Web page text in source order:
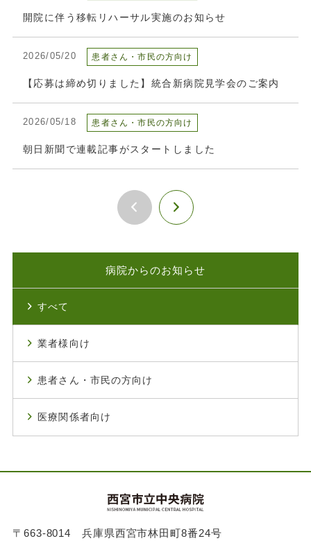
開院に伴う移転リハーサル実施のお知らせ
2026/05/20 患者さん・市民の方向け
【応募は締め切りました】統合新病院見学会のご案内
2026/05/18 患者さん・市民の方向け
朝日新聞で連載記事がスタートしました
病院からのお知らせ
すべて
業者様向け
患者さん・市民の方向け
医療関係者向け
〒663-8014 兵庫県西宮市林田町8番24号